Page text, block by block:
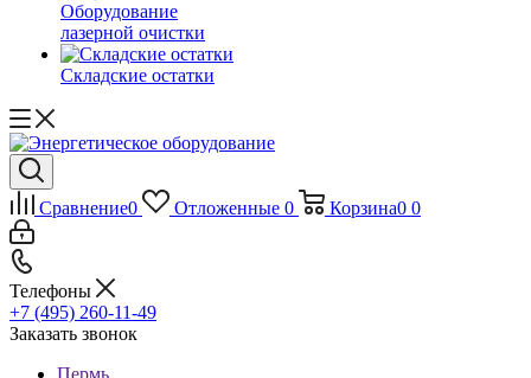
Оборудование
лазерной очистки
Складские остатки
Сравнение0 Отложенные 0 Корзина0 0
Телефоны
+7 (495) 260-11-49
Заказать звонок
Пермь